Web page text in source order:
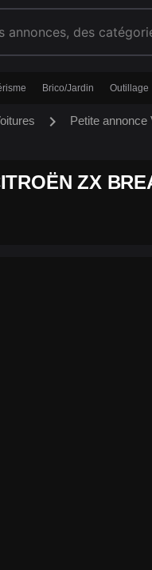
Brico/Jardin Outillage
chevron_right Petite
ZX